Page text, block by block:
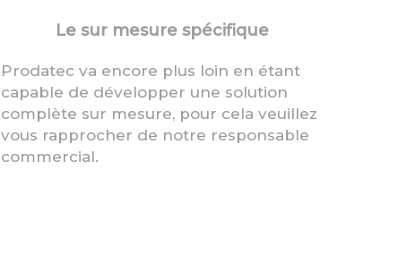
Le sur mesure spécifique
Prodatec va encore plus loin en étant
capable de développer une solution
complète sur mesure, pour cela veuillez
vous rapprocher de notre responsable
commercial.